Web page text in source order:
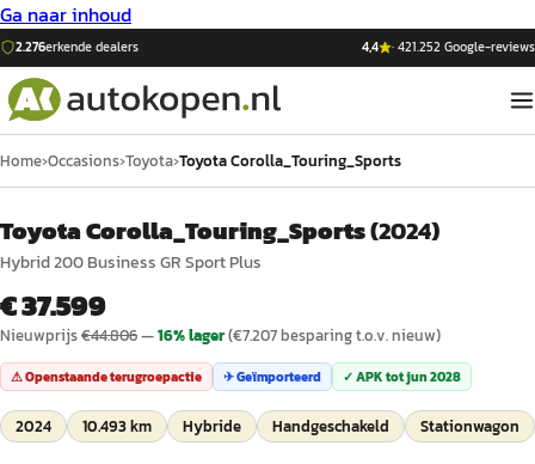
Ga naar inhoud
2.276erkende dealers 4,4 ·421.252Google-reviews
Home›Occasions›Toyota›Toyota Corolla_Touring_Sports
Toyota Corolla_Touring_Sports(2024)
Hybrid 200 Business GR Sport Plus
€ 37.599
Nieuwprijs€44.806—16% lager(€7.207besparing t.o.v. nieuw)
⚠ Openstaande terugroepactie ✈ Geïmporteerd ✓ APK totjun 2028
2024 10.493 km Hybride Handgeschakeld Stationwagon